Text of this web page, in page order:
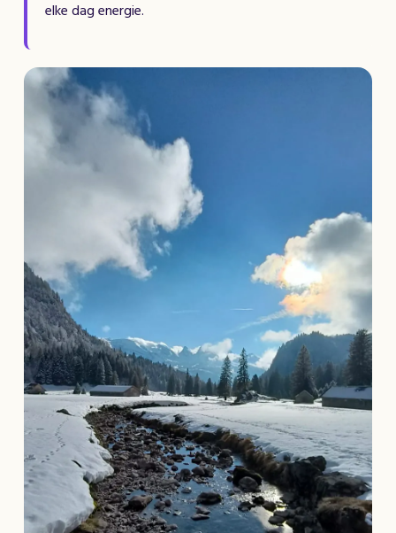
elke dag energie.